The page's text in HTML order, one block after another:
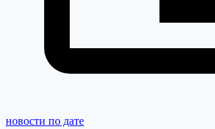
новости по дате